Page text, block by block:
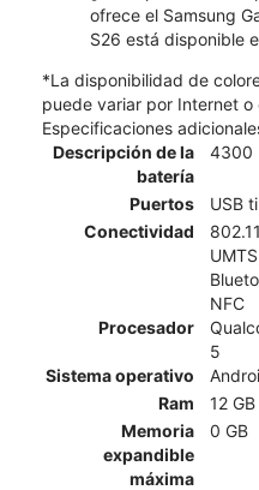
ofrece el Samsung
S26 está disponible
*La disponibilidad de
puede variar por Internet o
Especificaciones
Descripción de la
batería
4300
Puertos
USB
Conectividad
NFC
Procesador
5
Sistema operativo
Ram
12 GB
Memoria
expandible
máxima
0 GB